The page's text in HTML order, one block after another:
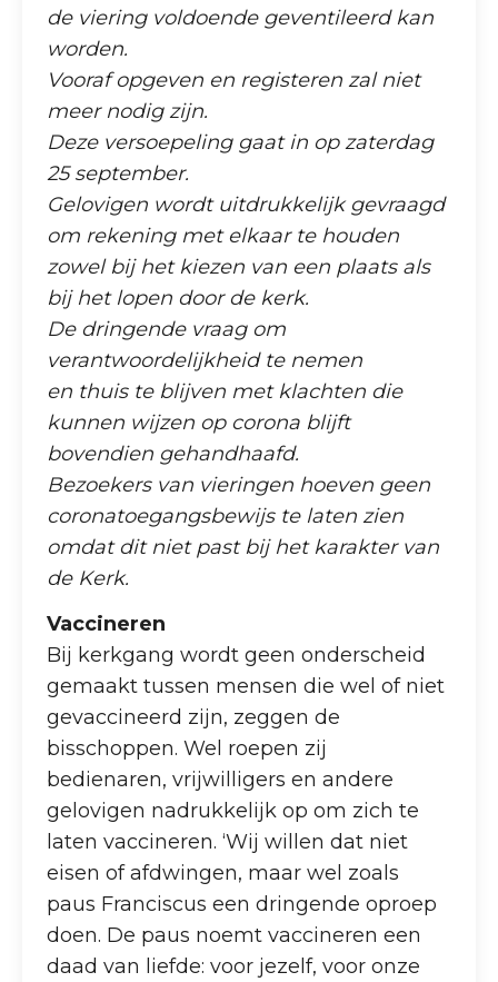
de viering voldoende geventileerd kan
worden.
Vooraf opgeven en registeren zal niet
meer nodig zijn.
Deze versoepeling gaat in op zaterdag
25 september.
Gelovigen wordt uitdrukkelijk gevraagd
om rekening met elkaar te houden
zowel bij het kiezen van een plaats als
bij het lopen door de kerk.
De dringende vraag om
verantwoordelijkheid te nemen
en thuis te blijven met klachten die
kunnen wijzen op corona blijft
bovendien gehandhaafd.
Bezoekers van vieringen hoeven geen
coronatoegangsbewijs te laten zien
omdat dit niet past bij het karakter van
de Kerk.
Vaccineren
Bij kerkgang wordt geen onderscheid
gemaakt tussen mensen die wel of niet
gevaccineerd zijn, zeggen de
bisschoppen. Wel roepen zij
bedienaren, vrijwilligers en andere
gelovigen nadrukkelijk op om zich te
laten vaccineren. ‘Wij willen dat niet
eisen of afdwingen, maar wel zoals
paus Franciscus een dringende oproep
doen. De paus noemt vaccineren een
daad van liefde: voor jezelf, voor onze